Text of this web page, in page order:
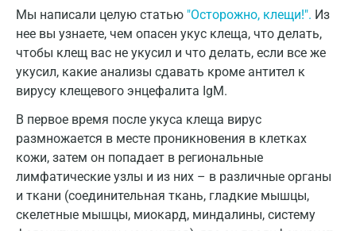
Мы написали целую статью "Осторожно, клещи!". Из
нее вы узнаете, чем опасен укус клеща, что делать,
чтобы клещ вас не укусил и что делать, если все же
укусил, какие анализы сдавать кроме антител к
вирусу клещевого энцефалита IgM.
В первое время после укуса клеща вирус
размножается в месте проникновения в клетках
кожи, затем он попадает в региональные
лимфатические узлы и из них – в различные органы
и ткани (соединительная ткань, гладкие мышцы,
скелетные мышцы, миокард, миндалины, систему
Домодедово
Екатеринбург
Жуковский
Звенигород
Зеленоград
Иваново
Ивантеевка